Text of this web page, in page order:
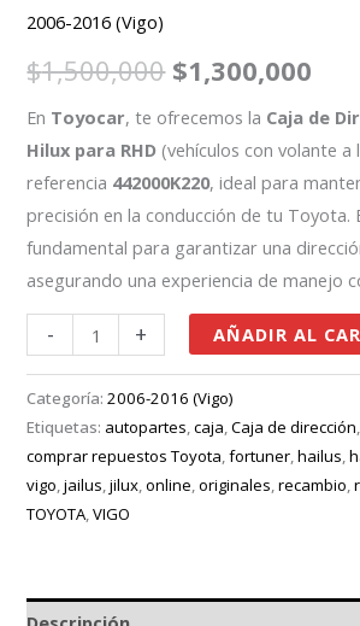
2006-2016 (Vigo)
$1,500,000 $1,300,000
En Toyocar, te ofrecemos la Caja de
Hilux para RHD (vehículos con volante a
referencia 442000K220, ideal para
precisión en la conducción de tu Toyota.
fundamental para garantizar una
asegurando una experiencia de manejo
- + AÑADIR AL
Categoría:2006-2016 (Vigo)
Etiquetas: autopartes ,caja ,Caja de dirección
comprar repuestos Toyota ,fortuner ,hailus ,
vigo ,jailus ,jilux ,online ,originales ,recambio ,
TOYOTA ,VIGO